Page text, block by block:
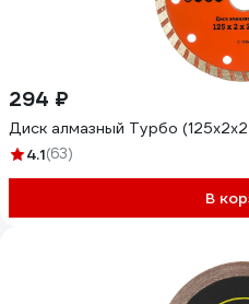
294 ₽
Диск алмазный Турбо
4.1(63)
В